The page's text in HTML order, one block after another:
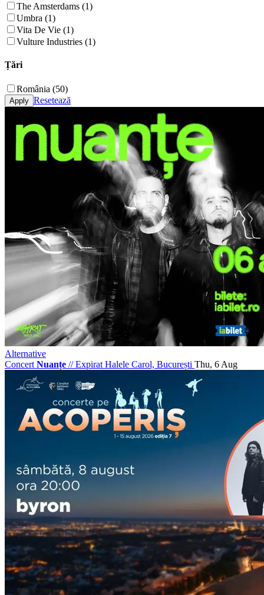
The Amsterdams (1)
Umbra (1)
Vita De Vie (1)
Vulture Industries (1)
Țări
România (50)
Resetează
Alternative
Concert Nuanțe //Expirat Halele Carol, București Thu, 6 Aug